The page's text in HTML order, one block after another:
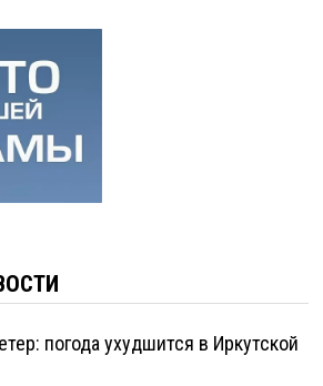
погода ухудшится в Иркутской